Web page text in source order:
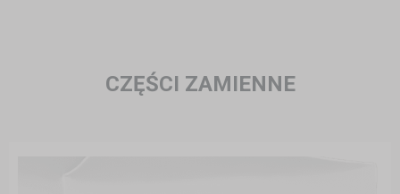
CZĘŚCI ZAMIENNE